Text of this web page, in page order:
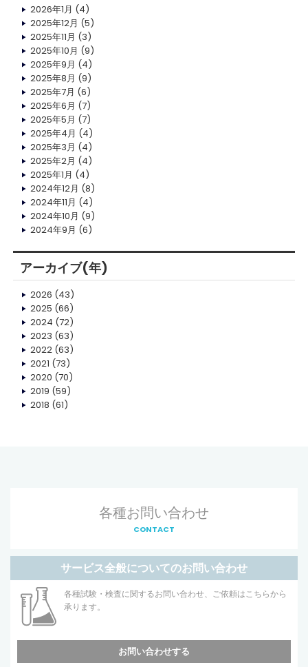
2026年1月 (4)
2025年12月 (5)
2025年11月 (3)
2025年10月 (9)
2025年9月 (4)
2025年8月 (9)
2025年7月 (6)
2025年6月 (7)
2025年5月 (7)
2025年4月 (4)
2025年3月 (4)
2025年2月 (4)
2025年1月 (4)
2024年12月 (8)
2024年11月 (4)
2024年10月 (9)
2024年9月 (6)
アーカイブ(年)
2026 (43)
2025 (66)
2024 (72)
2023 (63)
2022(63)
2021 (73)
2020 (70)
2019 (59)
2018 (61)
各種お問い合わせ
CONTACT
サービス全般についてのお問い合わせ
各種試験・検査に関するお問い合わせ、ご依頼はこちらから
承ります。
お問い合わせする